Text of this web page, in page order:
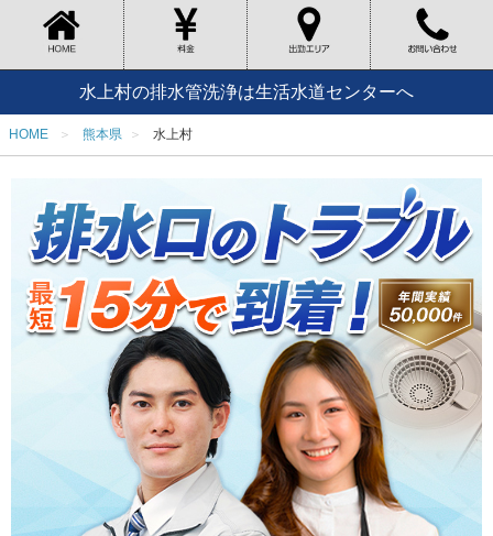
水上村の排水管洗浄は生活水道センターへ
HOME 熊本県 水上村